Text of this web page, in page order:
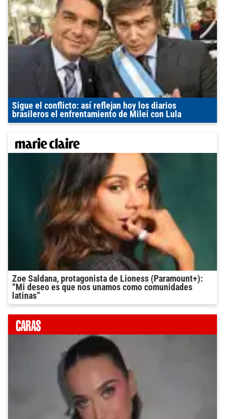
Sigue el conflicto: así reflejan hoy los diarios
brasileros el enfrentamiento de Milei con Lula
Zoe Saldana, protagonista de Lioness (Paramount+):
“Mi deseo es que nos unamos como comunidades
latinas”